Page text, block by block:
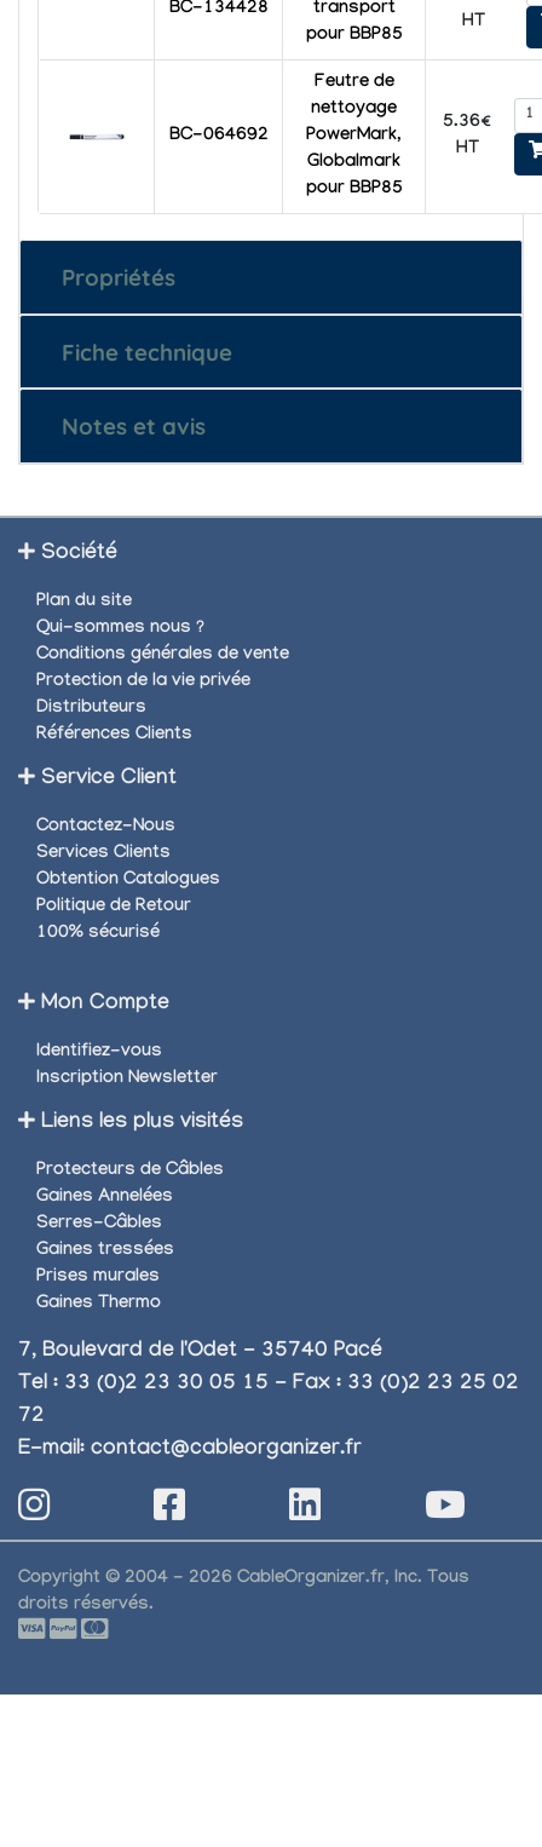
BC-134428
transport
pour BBP85
HT
BC-064692
Feutre de
nettoyage
PowerMark,
Globalmark
pour BBP85
5.36€
HT
Propriétés
Fiche technique
Notes et avis
Société
Plan du site
Qui-sommes nous ?
Conditions générales de vente
Protection de la vie privée
Distributeurs
Références Clients
Service Client
Contactez-Nous
Services Clients
Obtention Catalogues
Politique de Retour
100% sécurisé
Mon Compte
Identifiez-vous
Inscription Newsletter
Liens les plus visités
Protecteurs de Câbles
Gaines Annelées
Serres-Câbles
Gaines tressées
Prises murales
Gaines Thermo
7, Boulevard de l'Odet - 35740 Pacé
Tel : 33 (0)2 23 30 05 15 - Fax : 33 (0)2 23 25 02
72
E-mail: contact@cableorganizer.fr
Copyright © 2004 - 2026 CableOrganizer.fr, Inc. Tous
droits réservés.